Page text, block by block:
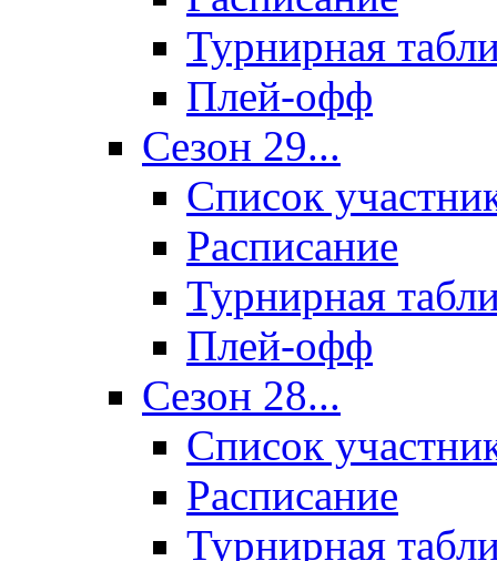
Турнирная
Плей-офф
Сезон 29...
Список
Расписание
Турнирная
Плей-офф
Сезон 28...
Список
Расписание
Турнирная